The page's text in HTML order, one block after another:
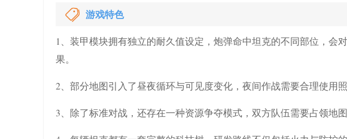
游戏特色
1、装甲模块拥有独立的耐久值设定，炮弹命中坦克的不同部位，会
果。
2、部分地图引入了昼夜循环与可见度变化，夜间作战需要合理使用
3、除了标准对战，还存在一种资源争夺模式，双方队伍需要占领地